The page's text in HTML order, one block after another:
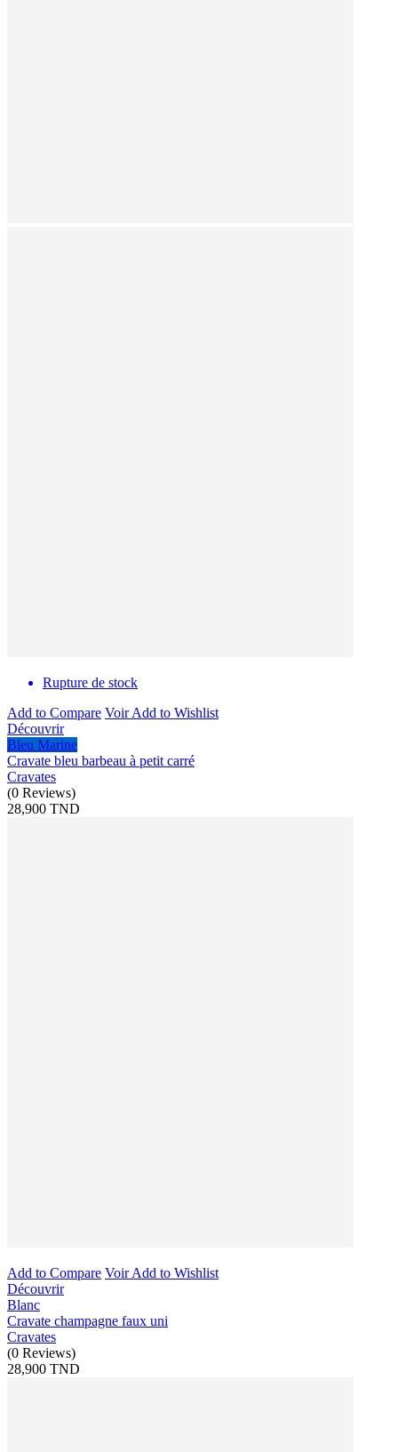
Rupture de stock
Add to Compare VoirAdd to Wishlist
Découvrir
Bleu Marine
Cravate bleu barbeau à petit carré
Cravates
(0 Reviews)
28,900 TND
Add to Compare VoirAdd to Wishlist
Découvrir
Blanc
Cravate champagne faux uni
Cravates
(0 Reviews)
28,900 TND